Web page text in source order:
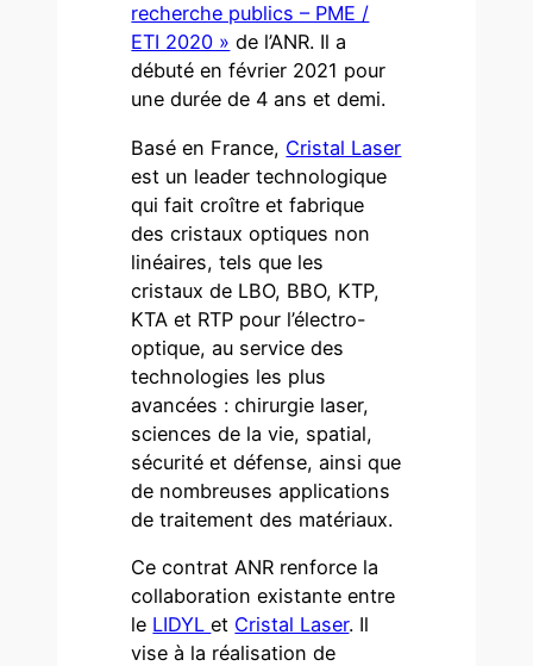
recherche publics – PME /
ETI 2020 » de l’ANR. Il a
débuté en février 2021 pour
une durée de 4 ans et demi.
Basé en France, Cristal Laser
est un leader technologique
qui fait croître et fabrique
des cristaux optiques non
linéaires, tels que les
cristaux de LBO, BBO, KTP,
KTA et RTP pour l’électro-
optique, au service des
technologies les plus
avancées : chirurgie laser,
sciences de la vie, spatial,
sécurité et défense, ainsi que
de nombreuses applications
de traitement des matériaux.
Ce contrat ANR renforce la
collaboration existante entre
le LIDYLet Cristal Laser. Il
vise à la réalisation de